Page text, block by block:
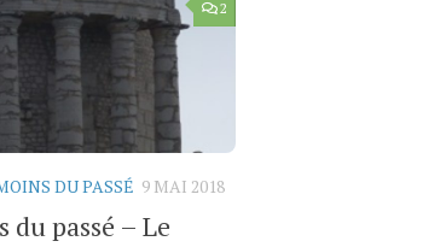
2
DU PASSÉ 9 MAI 2018
du passé – Le